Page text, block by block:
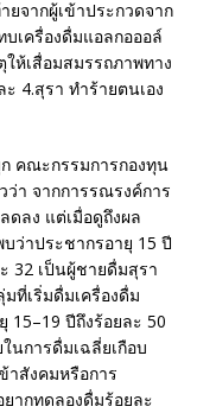
ยจากผู้เข้าประกวดจาก
เครื่องดื่มแอลกอออล์
ให้เสื่อมสมรรถภาพทาง
4.สุรา ทำร้ายตนเอง
คณะกรรมการกองทุน
า จากการรณรงค์การ
ลง แต่เมื่อดูถึงผล
ว่าประชากรอายุ 15 ปี
32 เป็นผู้ชายดื่มสุรา
ที่เริ่มดื่มเครื่องดื่ม
15–19 ปีถึงร้อยละ 50
นการดื่มเฉลี่ยเกือบ
าสังคมหรือการ
ากทดลองดื่มร้อยละ